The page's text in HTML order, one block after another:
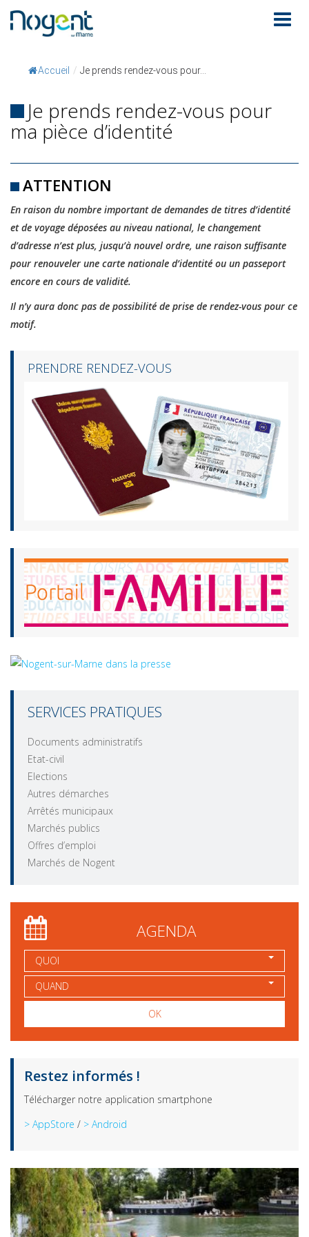
Accueil / Je prends rendez-vous pour...
Je prends rendez-vous pour
ma pièce d’identité
ATTENTION
En raison du nombre important de demandes de titres d’identité
et de voyage déposées au niveau national, le changement
d’adresse n’est plus, jusqu’à nouvel ordre, une raison suffisante
pour renouveler une carte nationale d’identité ou un passeport
encore en cours de validité.
Il n’y aura donc pas de possibilité de prise de rendez-vous pour ce
motif.
PRENDRE RENDEZ-VOUS
SERVICES PRATIQUES
Documents administratifs
Etat-civil
Elections
Autres démarches
Arrêtés municipaux
Marchés publics
Offres d’emploi
Marchés de Nogent
AGENDA
QUOI
QUAND
OK
Restez informés !
Télécharger notre application smartphone
> AppStore / > Android